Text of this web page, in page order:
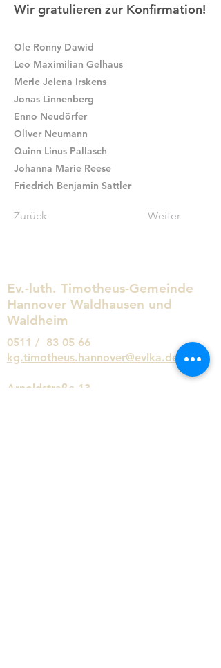
Wir gratulieren zur Konfirmation!
Ole Ronny Dawid
Leo Maximilian Gelhaus
Merle Jelena Irskens
Jonas Linnenberg
Enno Neudörfer
Oliver Neumann
Quinn Linus Pallasch
Johanna Marie Reese
Friedrich Benjamin Sattler
Zurück Weiter
Ev.-luth. Timotheus-Gemeinde
Hannover Waldhausen und
Waldheim
0511 / 83 05 66
kg.timotheus.hannover@evlka.de
Arnoldstraße 13